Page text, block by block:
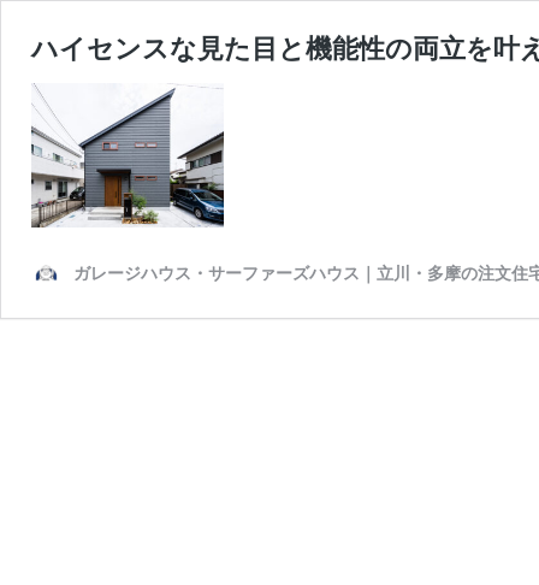
ハイセンスな見た目と機能性の両立を叶
ガレージハウス・サーファーズハウス｜立川・多摩の注文